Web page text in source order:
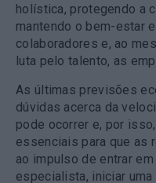
holística, protegendo a
mantendo o bem-estar
colaboradores e, ao
luta pelo talento, as
As últimas previsões
dúvidas acerca da
pode ocorrer e, por
essenciais para que as
ao impulso de entrar
especialista, iniciar